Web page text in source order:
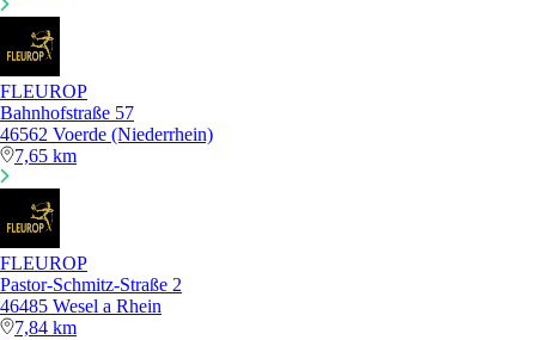
FLEUROP
Bahnhofstraße 57
46562 Voerde (Niederrhein)
7,65 km
FLEUROP
Pastor-Schmitz-Straße 2
46485 Wesel a Rhein
7,84 km